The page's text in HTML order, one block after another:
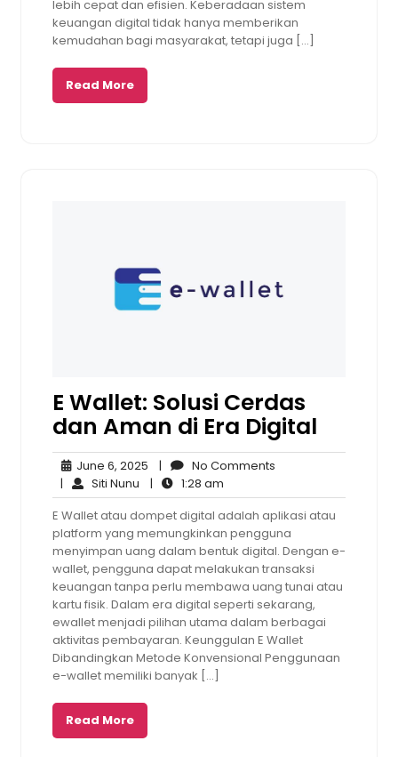
lebih cepat dan efisien. Keberadaan sistem
keuangan digital tidak hanya memberikan
kemudahan bagi masyarakat, tetapi juga […]
Read More
E Wallet: Solusi Cerdas
dan Aman di Era Digital
June 6, 2025 June
6,
2025
| No Comments
| Siti Nunu Siti
Nunu
| 1:28 am
am
E Wallet atau dompet digital adalah aplikasi atau
platform yang memungkinkan pengguna
menyimpan uang dalam bentuk digital. Dengan e-
wallet, pengguna dapat melakukan transaksi
keuangan tanpa perlu membawa uang tunai atau
kartu fisik. Dalam era digital seperti sekarang,
ewallet menjadi pilihan utama dalam berbagai
aktivitas pembayaran. Keunggulan E Wallet
Dibandingkan Metode Konvensional Penggunaan
e-wallet memiliki banyak […]
Read More